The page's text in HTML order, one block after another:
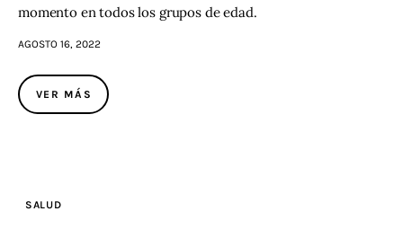
momento en todos los grupos de edad.
AGOSTO 16, 2022
VER MÁS
SALUD